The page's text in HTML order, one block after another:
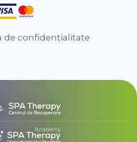
de confidențialitate